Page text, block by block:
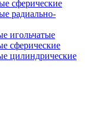
сферические
радиально-
игольчатые
сферические
цилиндрические